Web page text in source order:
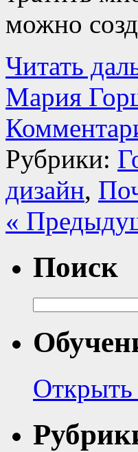
можно
Читать
Мария
Рубрики:
дизайн,
«
Поиск
Открыть